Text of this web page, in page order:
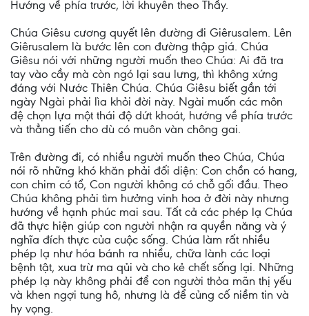
Hướng về phía trước, lời khuyên theo Thầy.
Chúa Giêsu cương quyết lên đường đi Giêrusalem. Lên
Giêrusalem là bước lên con đường thập giá. Chúa
Giêsu nói với những người muốn theo Chúa: Ai đã tra
tay vào cầy mà còn ngó lại sau lưng, thì không xứng
đáng với Nước Thiên Chúa. Chúa Giêsu biết gần tới
ngày Ngài phải lìa khỏi đời này. Ngài muốn các môn
đệ chọn lựa một thái độ dứt khoát, hướng về phía trước
và thẳng tiến cho dù có muôn vàn chông gai.
Trên đường đi, có nhiều người muốn theo Chúa, Chúa
nói rõ những khó khăn phải đối diện: Con chồn có hang,
con chim có tổ, Con người không có chỗ gối đầu. Theo
Chúa không phải tìm hưởng vinh hoa ở đời này nhưng
hướng về hạnh phúc mai sau. Tất cả các phép lạ Chúa
đã thực hiện giúp con người nhận ra quyền năng và ý
nghĩa đích thực của cuộc sống. Chúa làm rất nhiều
phép lạ như hóa bánh ra nhiều, chữa lành các loại
bệnh tật, xua trừ ma qủi và cho kẻ chết sống lại. Những
phép lạ này không phải để con người thỏa mãn thị yếu
và khen ngợi tung hô, nhưng là để củng cố niềm tin và
hy vọng.